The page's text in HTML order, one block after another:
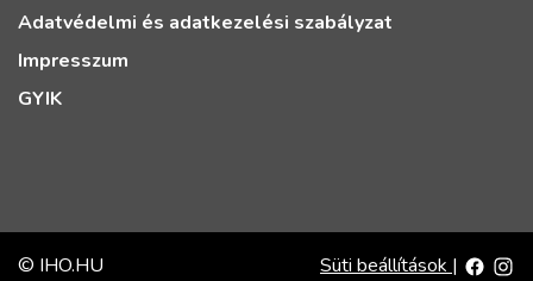
Adatvédelmi és adatkezelési szabályzat
Impresszum
GYIK
© IHO.HU Süti beállítások |